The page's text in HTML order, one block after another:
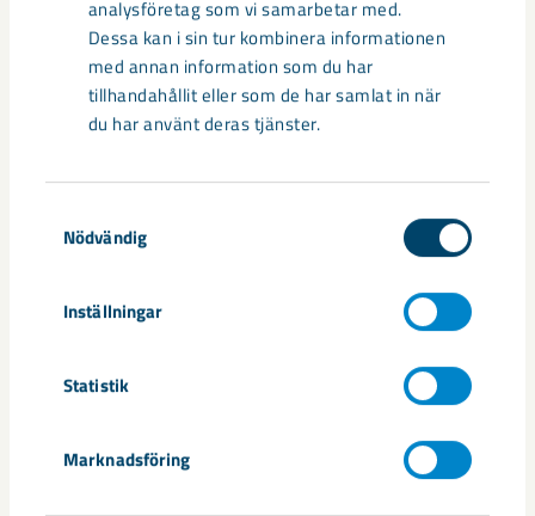
analysföretag som vi samarbetar med.
Dessa kan i sin tur kombinera informationen
med annan information som du har
tillhandahållit eller som de har samlat in när
du har använt deras tjänster.
Nödvändig
Inställningar
Statistik
Marknadsföring
– Planen är att klocktornet flyttas under senare delen av
2017, men alla detaljer är ännu inte klara, säger Johan
Mäkitaavola, projektledare nya stadshuset LKAB.
Projekt Kiruna
Relaterat innehåll